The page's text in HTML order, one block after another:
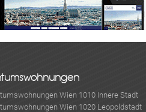
Wien 1010 Innere Stadt
Wien 1020 Leopoldstadt